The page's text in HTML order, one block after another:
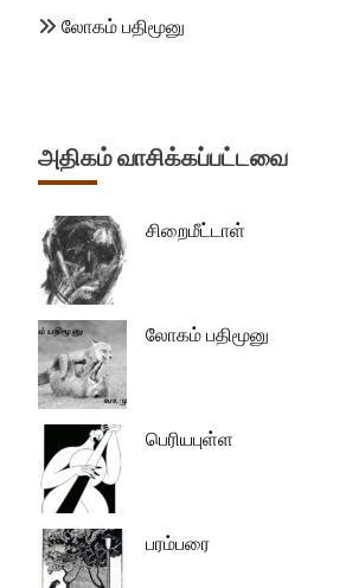
லோகம் பதிமூனு
அதிகம் வாசிக்கப்பட்டவை
சிறைமீட்டாள்
லோகம் பதிமூனு
பெரியபுள்ள
பரம்பரை